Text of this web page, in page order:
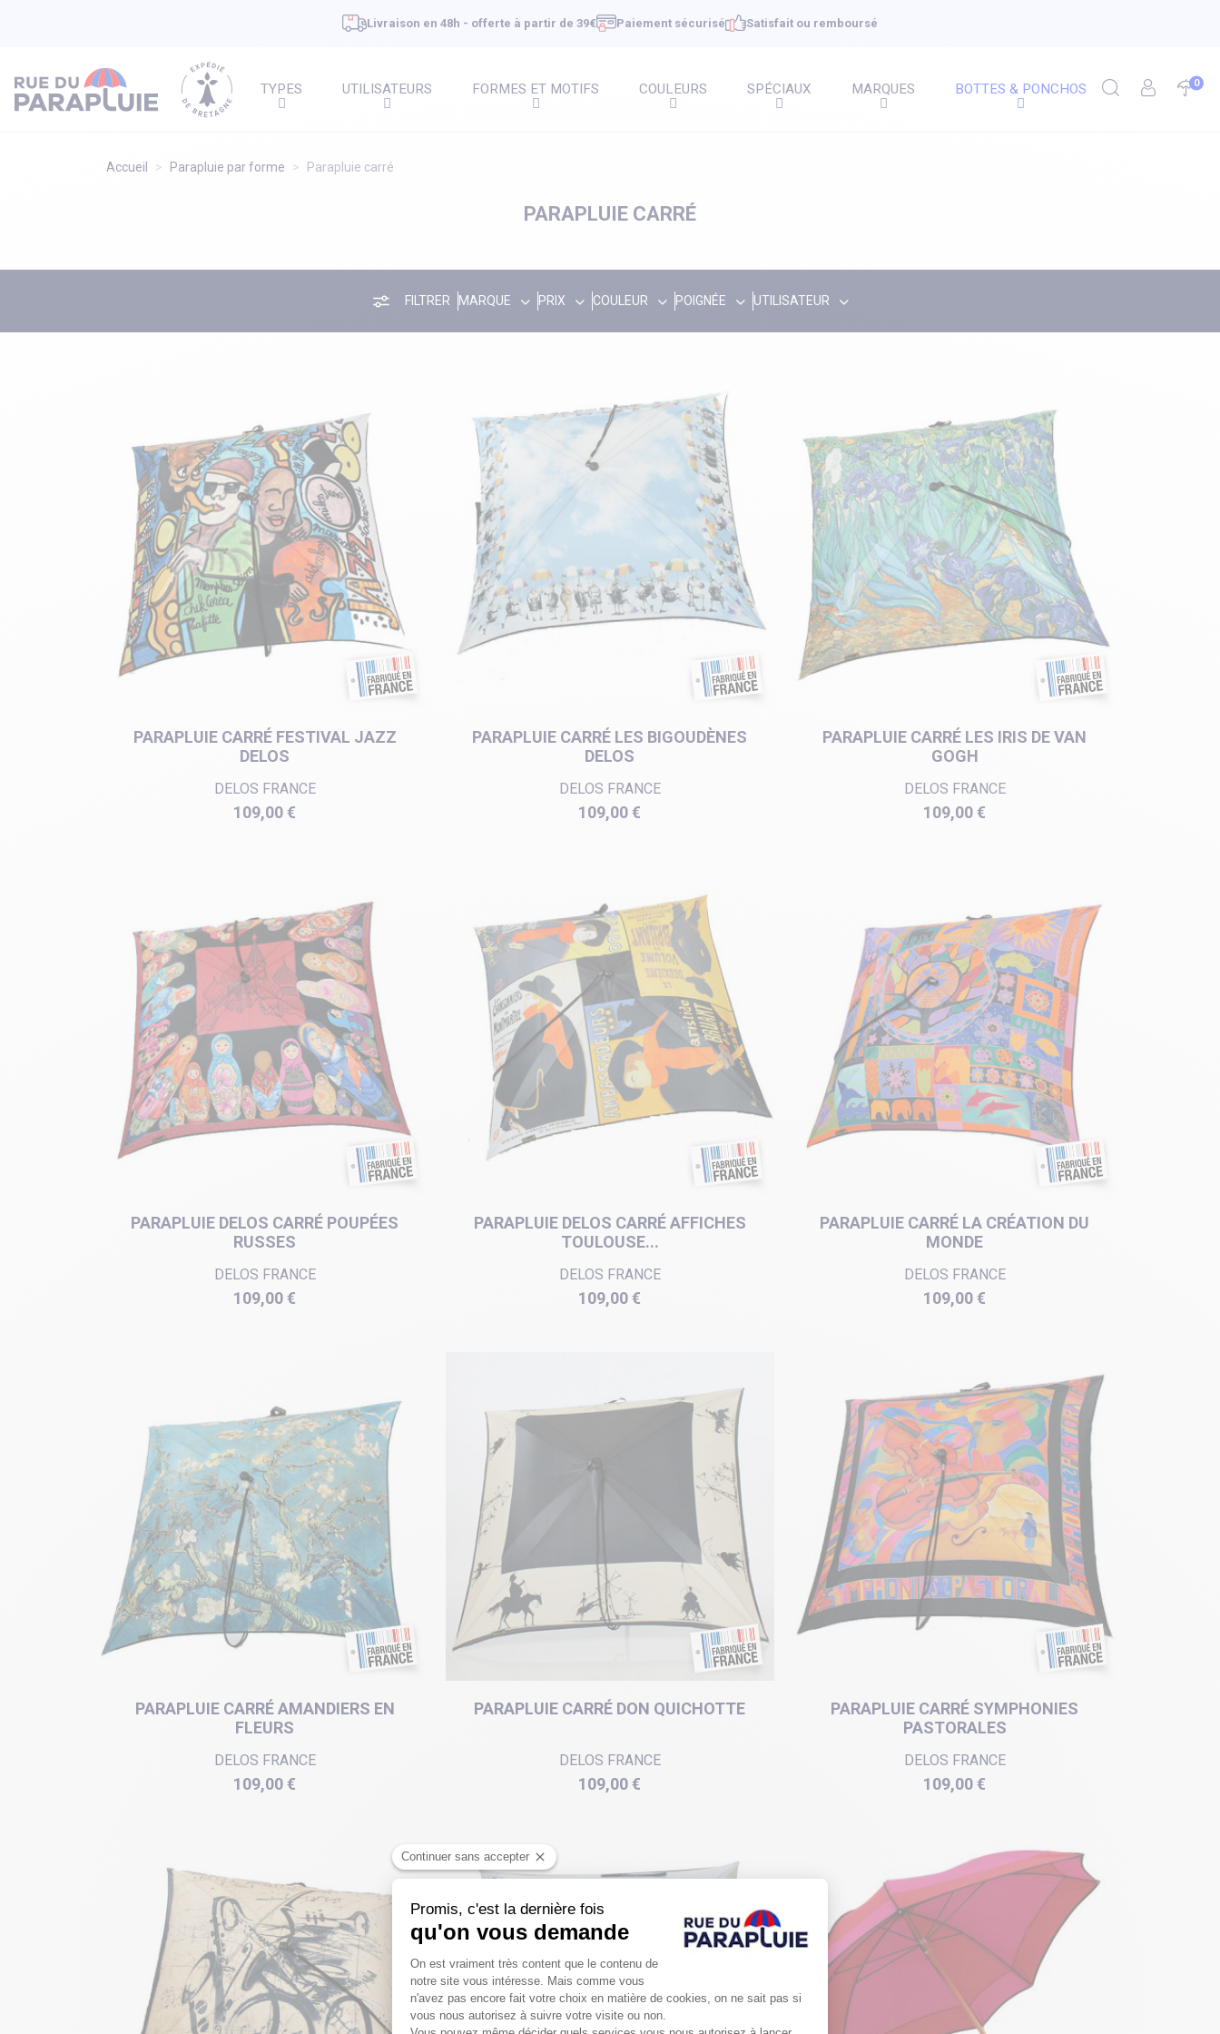
Livraison en 48h - offerte à partir de 39€ Paiement sécurisé Satisfait ou remboursé
0
TYPES UTILISATEURS FORMES ET MOTIFS COULEURS SPÉCIAUX MARQUES BOTTES & PONCHOS
Accueil Parapluie par forme Parapluie carré
PARAPLUIE CARRÉ
FILTRER MARQUE PRIX COULEUR POIGNÉE UTILISATEUR
PARAPLUIE CARRÉ FESTIVAL JAZZ
DELOS
DELOS FRANCE
Prix
109,00 €
PARAPLUIE CARRÉ LES BIGOUDÈNES
DELOS
DELOS FRANCE
Prix
109,00 €
PARAPLUIE CARRÉ LES IRIS DE VAN
GOGH
DELOS FRANCE
Prix
109,00 €
PARAPLUIE DELOS CARRÉ POUPÉES
RUSSES
DELOS FRANCE
Prix
109,00 €
PARAPLUIE DELOS CARRÉ AFFICHES
TOULOUSE...
DELOS FRANCE
Prix
109,00 €
PARAPLUIE CARRÉ LA CRÉATION DU
MONDE
DELOS FRANCE
Prix
109,00 €
PARAPLUIE CARRÉ AMANDIERS EN
FLEURS
DELOS FRANCE
Prix
109,00 €
PARAPLUIE CARRÉ DON QUICHOTTE
DELOS FRANCE
Prix
109,00 €
PARAPLUIE CARRÉ SYMPHONIES
PASTORALES
DELOS FRANCE
Prix
109,00 €